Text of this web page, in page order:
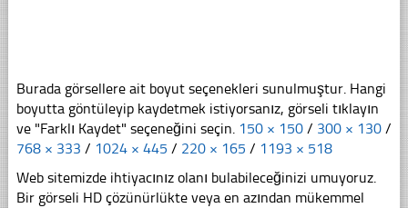
Burada görsellere ait boyut seçenekleri sunulmuştur. Hangi
boyutta göntüleyip kaydetmek istiyorsanız, görseli tıklayın
ve "Farklı Kaydet" seçeneğini seçin. 150 × 150 / 300 × 130 /
768 × 333 / 1024 × 445 / 220 × 165 / 1193 × 518
Web sitemizde ihtiyacınız olanı bulabileceğinizi umuyoruz.
Bir görseli HD çözünürlükte veya en azından mükemmel